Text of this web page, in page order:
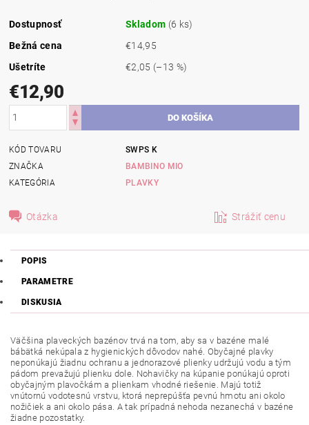
Dostupnosť Skladom (6 ks)
Bežná cena
€14,95
Ušetríte
€2,05 (–13 %)
€12,90
KÓD TOVARU
SWPS K
ZNAČKA
BAMBINO MIO
KATEGÓRIA
PLAVKY
Otázka Strážiť cenu
POPIS
PARAMETRE
DISKUSIA
Väčšina plaveckých bazénov trvá na tom, aby sa v bazéne malé
bábätká nekúpala z hygienických dôvodov nahé. Obyčajné plavky
neponúkajú žiadnu ochranu a jednorazové plienky udržujú vodu a tým
pádom prevažujú plienku dole. Nohavičky na kúpanie ponúkajú oproti
obyčajným plavočkám a plienkam vhodné riešenie. Majú totiž
vnútornú vodotesnú vrstvu, ktorá neprepúšťa pevnú hmotu ani okolo
nožičiek a ani okolo pása. A tak prípadná nehoda nezanechá v bazéne
žiadne pozostatky.